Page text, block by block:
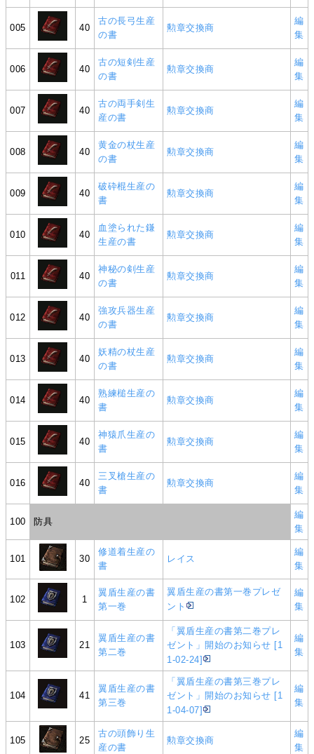
005 40
古の長弓生産
の書
勲章交換商
編
集
006 40
古の短剣生産
の書
勲章交換商
編
集
007 40
古の両手剣生
産の書
勲章交換商
編
集
008 40
黄金の杖生産
の書
勲章交換商
編
集
009 40
破砕棍生産の
書
勲章交換商
編
集
010 40
血塗られた鎌
生産の書
勲章交換商
編
集
011 40
神秘の剣生産
の書
勲章交換商
編
集
012 40
強攻兵器生産
の書
勲章交換商
編
集
013 40
妖精の杖生産
の書
勲章交換商
編
集
014 40
熟練槌生産の
書
勲章交換商
編
集
015 40
神猿爪生産の
書
勲章交換商
編
集
016 40
三叉槍生産の
書
勲章交換商
編
集
100 防具
編
集
101 30
修道着生産の
書
レイス
編
集
102 1
翼盾生産の書
第一巻
翼盾生産の書第一巻プレゼ
ント
編
集
103 21
翼盾生産の書
第二巻
「翼盾生産の書第二巻プレ
ゼント」開始のお知らせ [1
1-02-24]
編
集
104 41
翼盾生産の書
第三巻
「翼盾生産の書第三巻プレ
ゼント」開始のお知らせ [1
1-04-07]
編
集
105 25
古の頭飾り生
産の書
勲章交換商
編
集